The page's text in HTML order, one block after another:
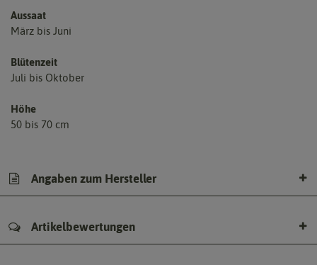
Aussaat
März bis Juni
Blütenzeit
Juli bis Oktober
Höhe
50 bis 70 cm
Angaben zum Hersteller
Artikelbewertungen